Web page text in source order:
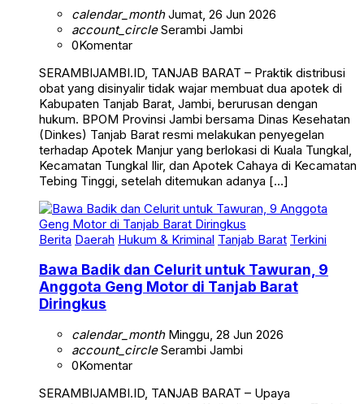
calendar_monthJumat, 26 Jun 2026
account_circleSerambi Jambi
0Komentar
SERAMBIJAMBI.ID, TANJAB BARAT – Praktik distribusi
obat yang disinyalir tidak wajar membuat dua apotek di
Kabupaten Tanjab Barat, Jambi, berurusan dengan
hukum. BPOM Provinsi Jambi bersama Dinas Kesehatan
(Dinkes) Tanjab Barat resmi melakukan penyegelan
terhadap Apotek Manjur yang berlokasi di Kuala Tungkal,
Kecamatan Tungkal Ilir, dan Apotek Cahaya di Kecamatan
Tebing Tinggi, setelah ditemukan adanya […]
Berita Daerah Hukum & Kriminal Tanjab Barat Terkini
Bawa Badik dan Celurit untuk Tawuran, 9
Anggota Geng Motor di Tanjab Barat
Diringkus
calendar_monthMinggu, 28 Jun 2026
account_circleSerambi Jambi
0Komentar
SERAMBIJAMBI.ID, TANJAB BARAT – Upaya